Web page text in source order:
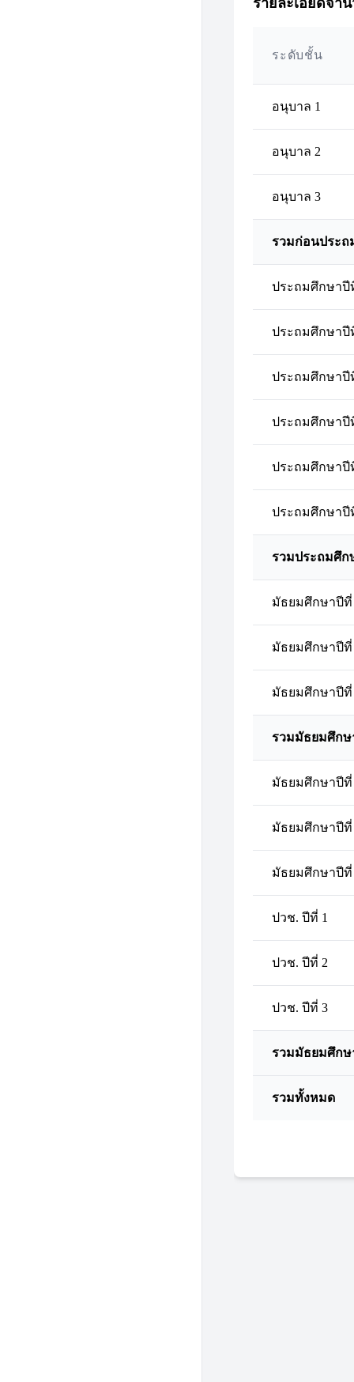
รายละเอียดจำ
ระดับชั้น
อนุบาล 1
อนุบาล 2
อนุบาล 3
รวมก่อนประถ
ประถมศึกษาปี
ประถมศึกษาปี
ประถมศึกษาปี
ประถมศึกษาปี
ประถมศึกษาปี
ประถมศึกษาปี
รวมประถมศึก
มัธยมศึกษาปีที่
มัธยมศึกษาปีที่
มัธยมศึกษาปีที่
รวมมัธยมศึก
มัธยมศึกษาปีที่
มัธยมศึกษาปีที่
มัธยมศึกษาปีที่
ปวช. ปีที่ 1
ปวช. ปีที่ 2
ปวช. ปีที่ 3
รวมมัธยมศึกษ
รวมทั้งหมด